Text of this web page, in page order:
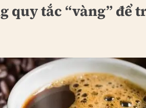
quy tắc “vàng” để